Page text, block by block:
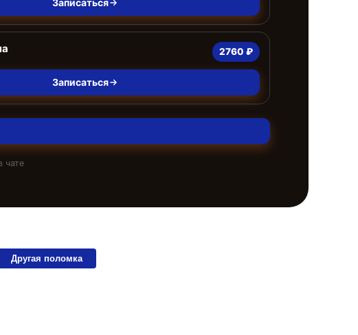
Записаться
2760 ₽
Записаться
чате
Другая поломка